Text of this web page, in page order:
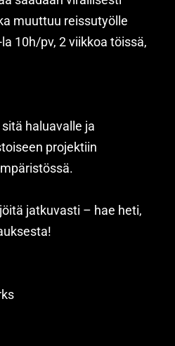
muuttuu reissutyölle
10h/pv, 2 viikkoa töissä,
haluavalle ja
projektiin
jatkuvasti – hae heti,